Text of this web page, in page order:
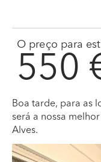
O preço para
550
Boa tarde, para as
será a nossa
Alves.